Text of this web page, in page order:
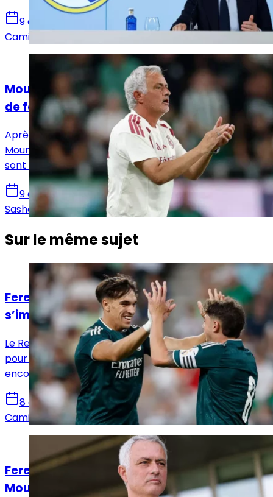
9 août 2026
Camille Santos
Actualités
Mourinho : « Le plus important, c’est aussi
de faire des erreurs »
Après la victoire 2-1 face au Ferencváros, José
Mourinho, Fede Valverde, Bernardo Silva et Mario Rivas
sont revenus sur la rencontre en zone mixte.
9 août 2026
Sasha Laquitaine
Sur le même sujet
Actualités
Ferencváros - Real Madrid : La Casa Blanca
s’impose mais laisse encore des doutes
Le Real Madrid s’est imposé 2-1 face à Ferencváros
pour son deuxième match de préparation. Une victoire
encourageante, malgré plusieurs failles défensives.
8 août 2026
Camille Santos
Actualités
Ferencváros – Real Madrid : le onze de
Mourinho est connu